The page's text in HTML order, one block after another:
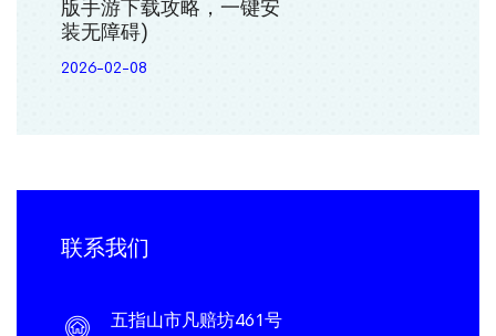
版手游下载攻略，一键安
装无障碍)
2026-02-08
联系我们
五指山市凡赔坊461号